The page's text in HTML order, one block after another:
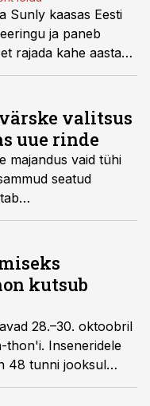
Sunly kaasas Eesti
ja paneb
rajada kahe aastaga
kui
valitsus
uue rinde
majandus vaid tühi
seatud
ja juht Priit
kutsub
28.–30. oktoobril
thon'i. Inseneridele
48 tunni jooksul
lahendusi.